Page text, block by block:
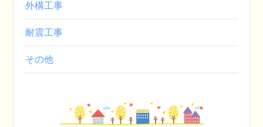
外構工事
耐震工事
その他